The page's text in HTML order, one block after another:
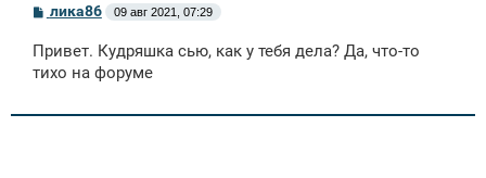
С
б
щ
и
лика86 09 авг 2021, 07:29
Привет. Кудряшка сью, как у тебя дела? Да, что-то
тихо на форуме